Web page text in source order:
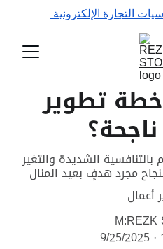
التجارة الإلكترونية
تطوير
الشديدة والتغير
مجرد هدفٍ بعيد المنال
أعمال
M:REZK
9/25/2025